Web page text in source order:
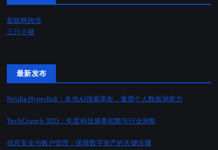
新媒网跨境
三只小猪
最新发布
Nvidia Hyperlink：本地AI搜索革命，重塑个人数据洞察力
TechCrunch 2025：年度科技盛事前瞻与行业洞察
信息安全与账户管理：保障数字资产的关键步骤